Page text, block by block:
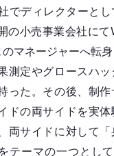
でディレクターとし
の小売事業会社にて
マネージャーへ転
測定やグロースハ
った。その後、制作
ドの両サイドを実
両サイドに対して「
テーマの一つとし